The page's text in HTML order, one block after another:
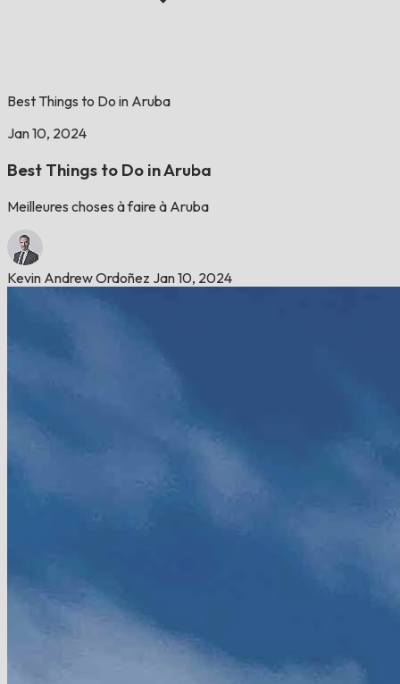
Best Things to Do in Aruba
Jan 10, 2024
Best Things to Do in Aruba
Meilleures choses à faire à Aruba
Kevin Andrew Ordoñez Jan 10, 2024